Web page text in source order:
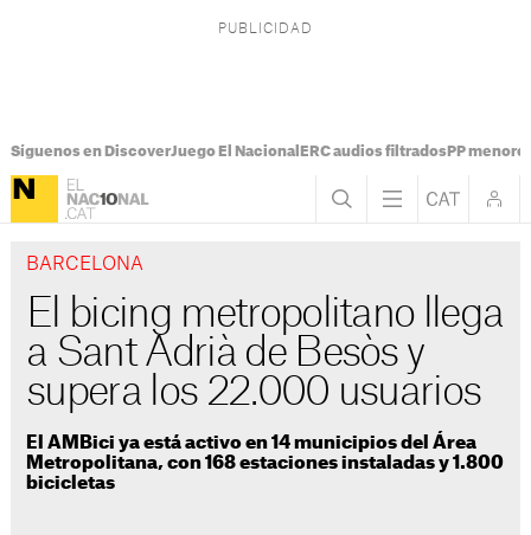
Síguenos en DiscoverJuego El Nacional ERC audios filtradosPP
BARCELONA
El bicing metropolitano llega
a Sant Adrià de Besòs y
supera los 22.000 usuarios
El AMBici ya está activo en 14 municipios del Área
Metropolitana, con 168 estaciones instaladas y 1.800
bicicletas